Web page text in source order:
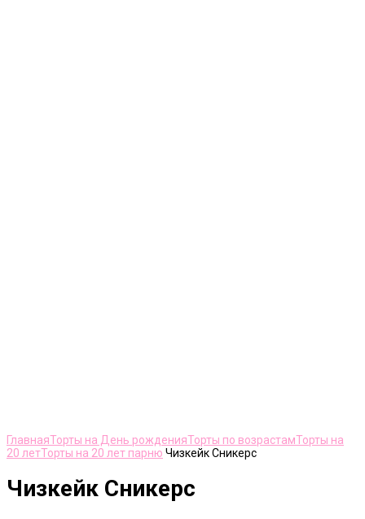
ГлавнаяТорты на День рожденияТорты по возрастамТорты на
20 летТорты на 20 лет парню Чизкейк Сникерс
Чизкейк Сникерс